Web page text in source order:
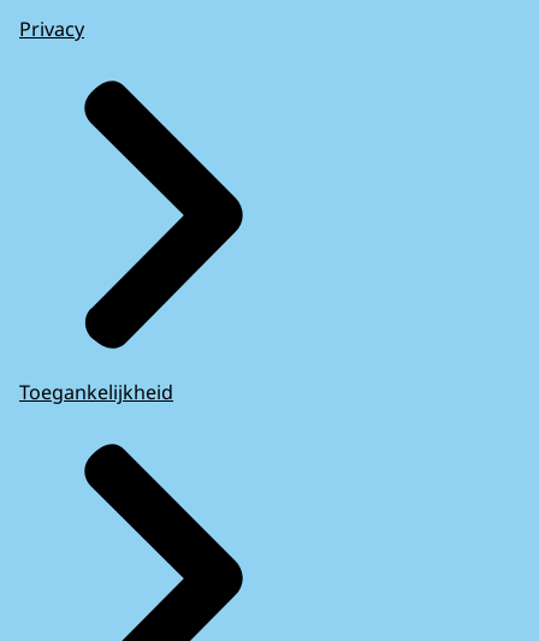
Privacy
Toegankelijkheid